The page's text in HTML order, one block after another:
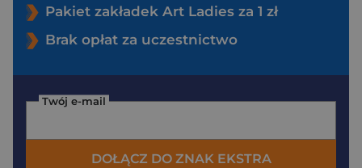
Pakiet zakładek Art Ladies za 1 zł
Brak opłat za uczestnictwo
Twój e-mail
DOŁĄCZ DO ZNAK EKSTRA